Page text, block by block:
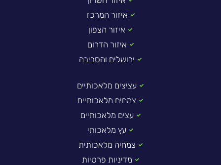
איזור המרכז
איזור הצפון
איזור הדרום
ירושלים והסביבה
עציצים מלאכותיים
צמחים מלאכותיים
עצים מלאכותיים
עץ מלאכותי
צמחיה מלאכותית
מדיניות פרטיות